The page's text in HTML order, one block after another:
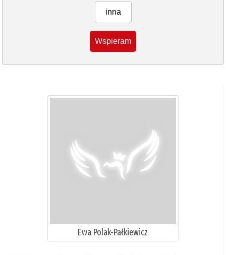
inna
Wspieram
Ewa Polak-Pałkiewicz